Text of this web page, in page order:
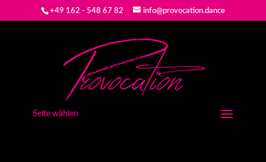
+49 162 - 548 67 82 info@provocation.dance
Seite wählen